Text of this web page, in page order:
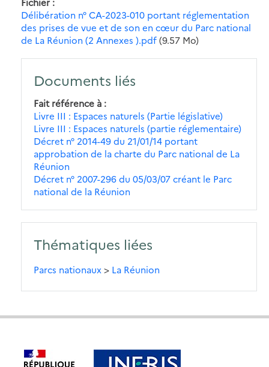
Délibération n° CA-2023-010 portant réglementation
des prises de vue et de son en cœur du Parc national
de La Réunion (2 Annexes ).pdf(9.57 Mo)
Documents liés
Fait référence à
Livre III : Espaces naturels (Partie législative)
Livre III : Espaces naturels (partie réglementaire)
Décret n° 2014-49 du 21/01/14 portant
approbation de la charte du Parc national de La
Réunion
Décret n° 2007-296 du 05/03/07 créant le Parc
national de la Réunion
Thématiques liées
Parcs nationaux> La Réunion